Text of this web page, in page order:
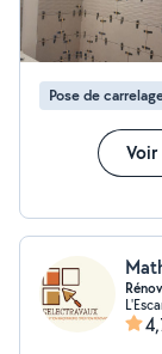
Pose de